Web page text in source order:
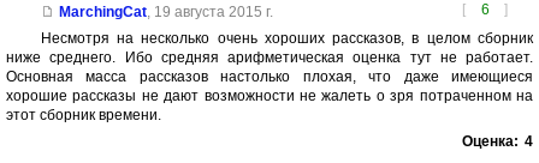
[ 6 ]
MarchingCat, 19 августа 2015 г.
Несмотря на несколько очень хороших рассказов, в целом сборник
ниже среднего. Ибо средняя арифметическая оценка тут не работает.
Основная масса рассказов настолько плохая, что даже имеющиеся
хорошие рассказы не дают возможности не жалеть о зря потраченном на
этот сборник времени.
Оценка: 4